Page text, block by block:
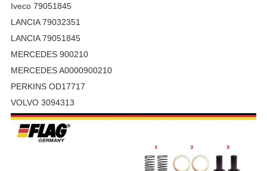
Iveco 79051845
LANCIA 79032351
LANCIA 79051845
MERCEDES 900210
MERCEDES A0000900210
PERKINS OD17717
VOLVO 3094313